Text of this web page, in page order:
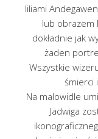
liliami
lub obrazem
dokładnie jak
żaden
Wszystkie
śmierci
Na malowidle
Jadwiga